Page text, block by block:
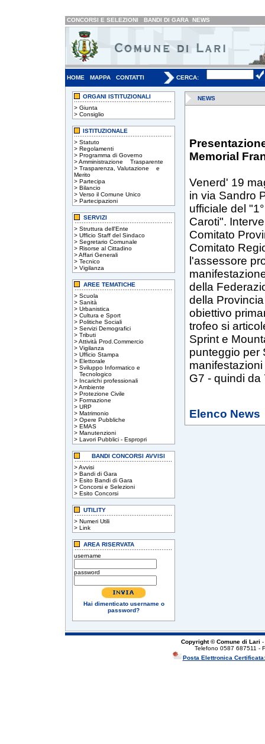
CONCORSI E SELEZIONI BANDI DI GARA NEWS
HOME MAPPA CONTATTI CERCA:
ORGANI ISTITUZIONALI
> Giunta
> Consiglio
ISTITUZIONALE
> Statuto
> Regolamenti
> Programma di Governo
>Amministrazione Trasparente
> Trasparenza, Valutazione e
Merito
> Partecipa
> Bilancio
> Verso il Comune Unico
> Partecipazioni
SERVIZI
> Struttura dell'Ente
> Ufficio Staff del Sindaco
> Segretario Comunale
> Risorse al Cittadino
>Affari Generali
> Tecnico
> Vigilanza
AREE TEMATICHE
> Scuola
> Sanità
> Urbanistica
> Cultura e Sport
> Politiche Sociali
> Servizi Demografici
> Tributi
>Attività Prod.Commercio
> Vigilanza
> Ufficio Stampa
> Elettorale
> Sviluppo Informatico e
Tecnologico
> Incarichi professionali
>Ambiente
> Protezione Civile
> Formazione
> URP
> Matrimonio
> Opere Pubbliche
> EMAS
> Manutenzioni
> Lavori Pubblici - Espropri
BANDI CONCORSI AVVISI
>Avvisi
> Bandi di Gara
> Esito Bandi di Gara
> Concorsi e Selezioni
> Esito Concorsi
UTILITY
> Numeri Utili
> Link
AREA RISERVATA
username
password
Hai dimenticato username o
password?
NEWS
Memorial
Venerd' 19
in via Sandro
ufficiale del
Caroti".
Comitato
Comitato
l'assessore
della
della
obiettivo
trofeo si
Sprint e
punteggio per
G7 - quindi da
Elenco News
Copyright © Comune di Lari -
Telefono 0587 687511 -
Posta Elettronica Certificata: